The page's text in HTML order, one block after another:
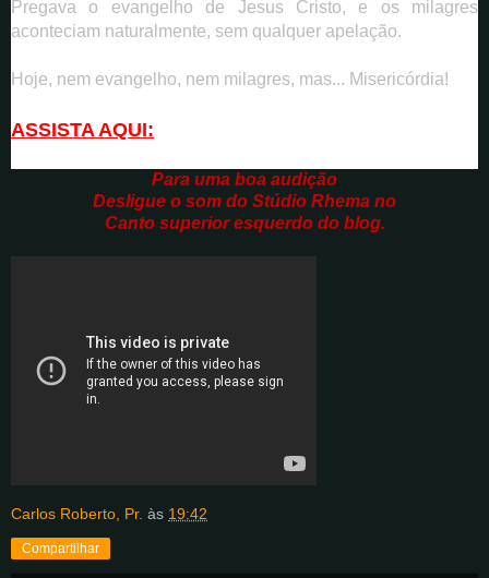
Pregava o evangelho de Jesus Cristo, e os milagres
aconteciam naturalmente, sem qualquer apelação.
Hoje, nem evangelho, nem milagres, mas... Misericórdia!
ASSISTA AQUI:
Para uma boa audição
Desligue o som do Stúdio Rhema no
Canto superior esquerdo do blog.
Carlos Roberto, Pr. às 19:42
Compartilhar